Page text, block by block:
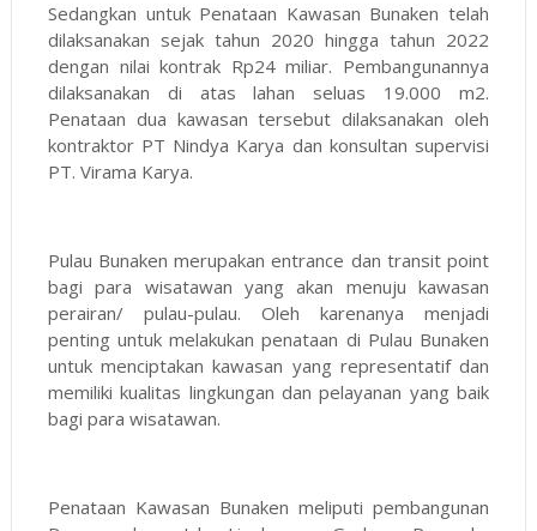
Sedangkan untuk Penataan Kawasan Bunaken telah
dilaksanakan sejak tahun 2020 hingga tahun 2022
dengan nilai kontrak Rp24 miliar. Pembangunannya
dilaksanakan di atas lahan seluas 19.000 m2.
Penataan dua kawasan tersebut dilaksanakan oleh
kontraktor PT Nindya Karya dan konsultan supervisi
PT. Virama Karya.
Pulau Bunaken merupakan entrance dan transit point
bagi para wisatawan yang akan menuju kawasan
perairan/ pulau-pulau. Oleh karenanya menjadi
penting untuk melakukan penataan di Pulau Bunaken
untuk menciptakan kawasan yang representatif dan
memiliki kualitas lingkungan dan pelayanan yang baik
bagi para wisatawan.
Penataan Kawasan Bunaken meliputi pembangunan